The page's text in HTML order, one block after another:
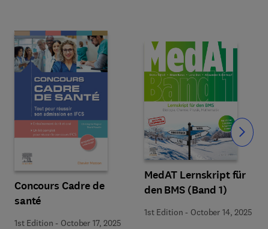
Concours Cadre de
santé
1st Edition - October 17, 2025
MedAT Lernskript für
den BMS (Band 1)
1st Edition - October 14, 2025
Slide